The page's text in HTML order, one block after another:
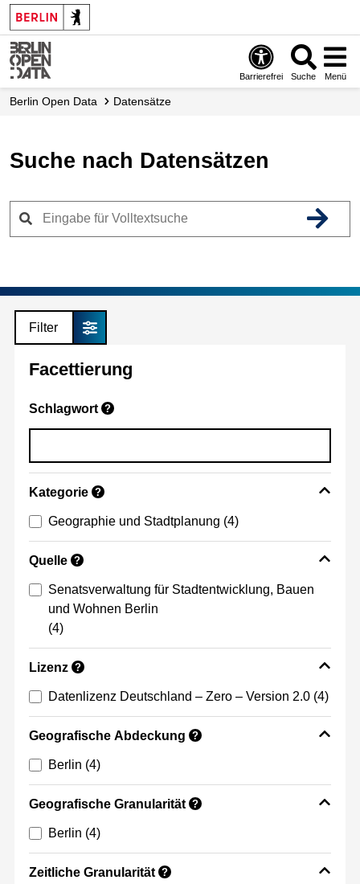
Skip
to
main
content
Barrierefrei Suche Menü
Berlin Open Data Datensätze
Suche nach Datensätzen
Filter
Facettierung
Schlagwort ?
Kategorie ?
Geographie und Stadtplanung (4)
Quelle ?
Senatsverwaltung für Stadtentwicklung, Bauen
und Wohnen Berlin
(4)
Lizenz ?
Datenlizenz Deutschland – Zero – Version 2.0 (4)
Geografische Abdeckung ?
Berlin (4)
Geografische Granularität ?
Berlin (4)
Zeitliche Granularität ?